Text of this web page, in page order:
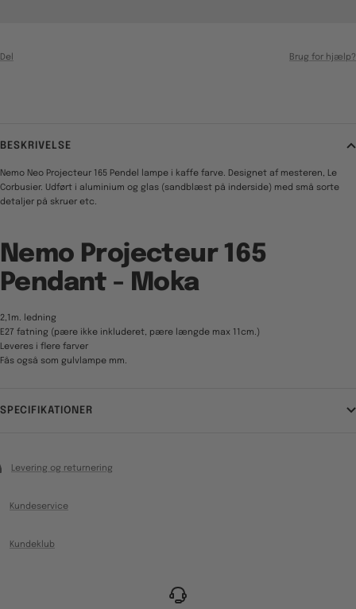
Del Brug for hjælp?
BESKRIVELSE
Nemo Neo Projecteur 165 Pendel lampe i kaffe farve. Designet af mesteren, Le
Corbusier. Udført i aluminium og glas (sandblæst på inderside) med små sorte
detaljer på skruer etc.
Nemo Projecteur 165
Pendant - Moka
2,1m. ledning
E27 fatning (pære ikke inkluderet, pære længde max 11cm.)
Leveres i flere farver
Fås også som gulvlampe mm.
SPECIFIKATIONER
Levering og returnering
Kundeservice
Kundeklub